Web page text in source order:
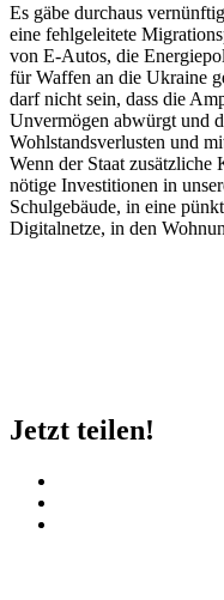
Es gäbe durchaus
eine fehlgeleitete
von E-Autos, die
für Waffen an die Ukraine
darf nicht sein, dass die
Unvermögen abwürgt und
Wohlstandsverlusten und
Wenn der Staat
nötige Investitionen in
Schulgebäude, in eine
Digitalnetze, in den
Jetzt teilen!